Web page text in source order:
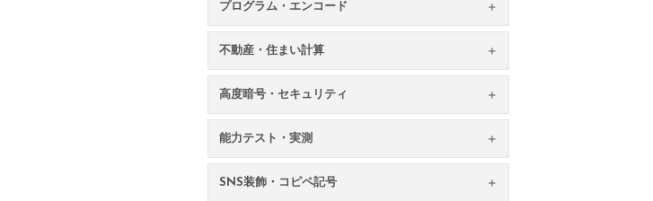
プログラム・エンコード
不動産・住まい計算
高度暗号・セキュリティ
能力テスト・実測
SNS装飾・コピペ記号